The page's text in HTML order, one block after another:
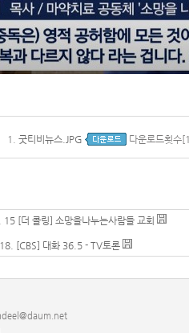
1. 굿티비뉴스.JPG 다운로드횟수
[더 콜링] 소망을나누는사람들 교회
[CBS] 대화 36.5 - TV토론